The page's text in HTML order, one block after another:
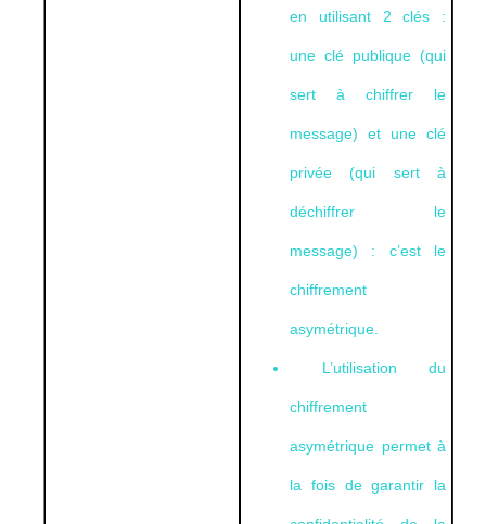
en utilisant 2 clés :
une clé publique (qui
sert à chiffrer le
message) et une clé
privée (qui sert à
déchiffrer le
message) : c’est le
chiffrement
asymétrique.
L’utilisation du
chiffrement
asymétrique permet à
la fois de garantir la